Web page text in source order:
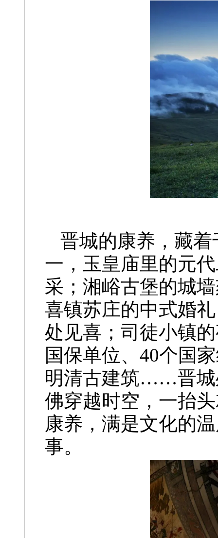
晋城的康养，藏
一，玉皇庙里的元
采；湘峪古堡的城
喜镇苏庄的中式婚
处见喜；司徒小镇
国保单位、40个国
明清古建筑……晋城
佛穿越时空，一抬
康养，满是文化的
事。